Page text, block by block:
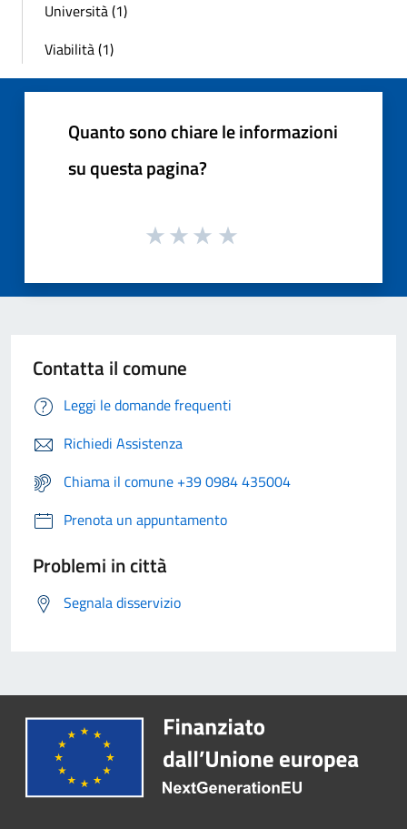
Università (1)
Viabilità (1)
Quanto sono chiare le informazioni
su questa pagina?
Contatta il comune
Leggi le domande frequenti
Richiedi Assistenza
Chiama il comune +39 0984 435004
Prenota un appuntamento
Problemi in città
Segnala disservizio